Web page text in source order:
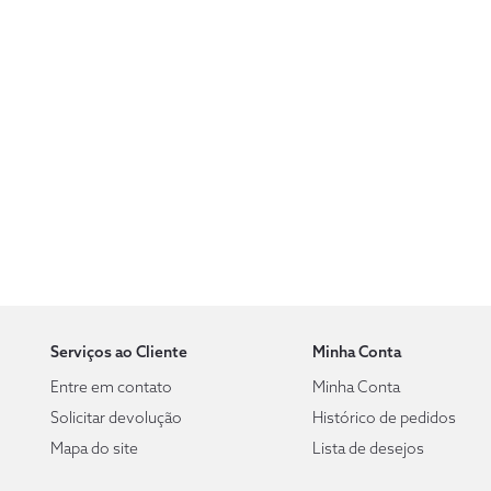
Serviços ao Cliente
Entre em contato
Solicitar devolução
Mapa do site
Minha Conta
Minha Conta
Histórico de pedidos
Lista de desejos